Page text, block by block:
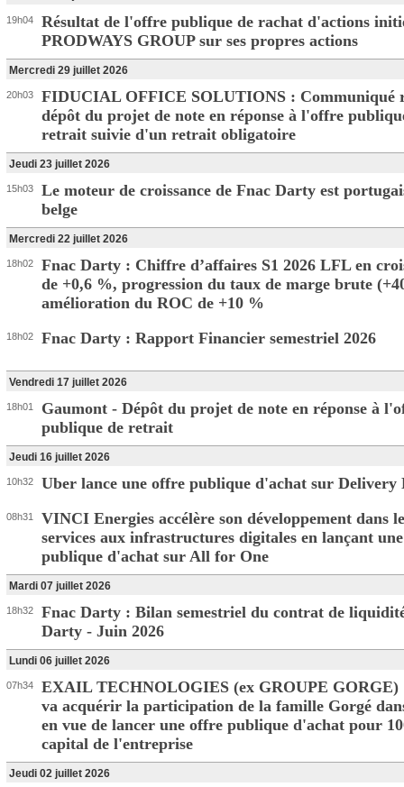
19h04
Résultat de l'offre publique de rachat d'actions
PRODWAYS GROUP sur ses propres actions
Mercredi 29 juillet 2026
20h03
FIDUCIAL OFFICE SOLUTIONS : Communiqué
dépôt du projet de note en réponse à l'offre
retrait suivie d'un retrait obligatoire
Jeudi 23 juillet 2026
15h03
Le moteur de croissance de Fnac Darty est
belge
Mercredi 22 juillet 2026
18h02
Fnac Darty : Chiffre d’affaires S1 2026 LFL en
de +0,6 %, progression du taux de marge brute
amélioration du ROC de +10 %
18h02 Fnac Darty : Rapport Financier semestriel 2026
Vendredi 17 juillet 2026
18h01
Gaumont - Dépôt du projet de note en réponse à
publique de retrait
Jeudi 16 juillet 2026
10h32 Uber lance une offre publique d'achat sur Delivery
08h31
VINCI Energies accélère son développement dans
services aux infrastructures digitales en lançant
publique d'achat sur All for One
Mardi 07 juillet 2026
18h32
Fnac Darty : Bilan semestriel du contrat de
Darty - Juin 2026
Lundi 06 juillet 2026
07h34
EXAIL TECHNOLOGIES (ex GROUPE GORGE)
va acquérir la participation de la famille Gorgé
en vue de lancer une offre publique d'achat pour
capital de l'entreprise
Jeudi 02 juillet 2026